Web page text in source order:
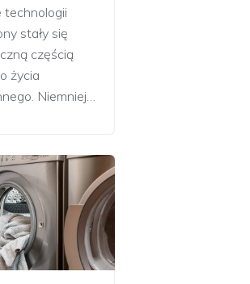
technologii
stały się
częścią
życia
Niemniej…